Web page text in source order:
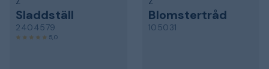
Sladdställ
2404579
5,0
Blomstertråd
105031